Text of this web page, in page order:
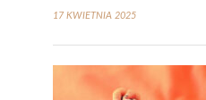
17 KWIETNIA 2025